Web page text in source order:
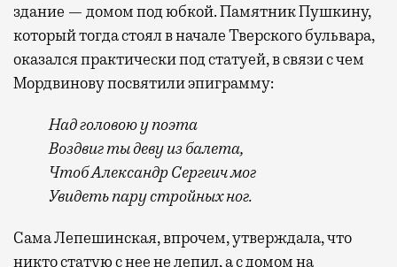
здание — домом под юбкой. Памятник Пушкину,
который тогда стоял в начале Тверского бульвара,
оказался практически под статуей, в связи с чем
Мордвинову посвятили эпиграмму:
Над головою у поэта
Воздвиг ты деву из балета,
Чтоб Александр Сергеич мог
Увидеть пару стройных ног.
Сама Лепешинская, впрочем, утверждала, что
никто статую с нее не лепил, а с домом на